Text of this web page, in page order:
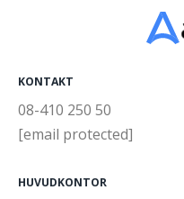
KONTAKT
08-410 250 50
[email protected]
HUVUDKONTOR